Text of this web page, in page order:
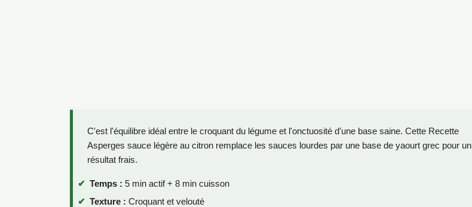
C'est l'équilibre idéal entre le croquant du légume et l'onctuosité d'une base saine. Cette Recette
Asperges sauce légère au citron remplace les sauces lourdes par une base de yaourt grec pour un
résultat frais.
Temps : 5 min actif + 8 min cuisson
Texture : Croquant et velouté